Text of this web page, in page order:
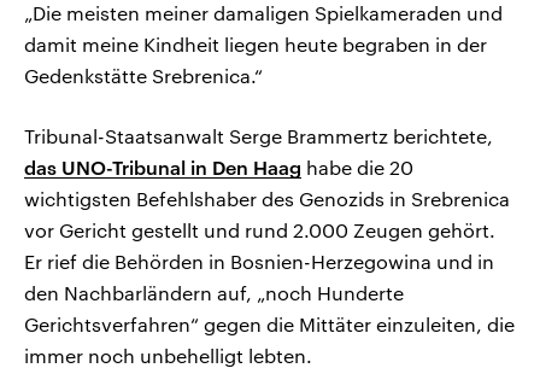
„Die meisten meiner damaligen Spielkameraden und
damit meine Kindheit liegen heute begraben in der
Gedenkstätte Srebrenica.“
Tribunal-Staatsanwalt Serge Brammertz berichtete,
das UNO-Tribunal in Den Haag habe die 20
wichtigsten Befehlshaber des Genozids in Srebrenica
vor Gericht gestellt und rund 2.000 Zeugen gehört.
Er rief die Behörden in Bosnien-Herzegowina und in
den Nachbarländern auf, „noch Hunderte
Gerichtsverfahren“ gegen die Mittäter einzuleiten, die
immer noch unbehelligt lebten.